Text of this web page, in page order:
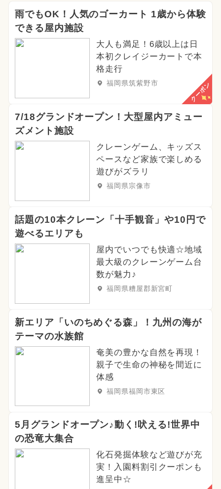
雨でもOK！人気のゴーカート 1歳から体験
できる屋内施設
大人も満足！6歳以上は日
本初クレイジーカートで本
格走行
福岡県筑紫野市 クーポン
7/18グランドオープン！大型屋内アミュー
ズメント施設
クレーンゲーム、キッズス
ペースなど家族で楽しめる
遊びがズラリ
福岡県宗像市
話題の10本クレーン「十手観音」や10円で
遊べるエリアも
屋内でいつでも快適☆地域
最大級のクレーンゲーム台
数が魅力♪
福岡県糟屋郡新宮町
新エリア「いのちめぐる森」！九州の海が
テーマの水族館
奄美の豊かな自然を再現！
親子で生命の神秘を間近に
体感
福岡県福岡市東区
5月グランドオープン♪動く!吠える!世界中
の恐竜大集合
化石発掘体験など遊びが充
実！入園料割引クーポンも
進呈中☆